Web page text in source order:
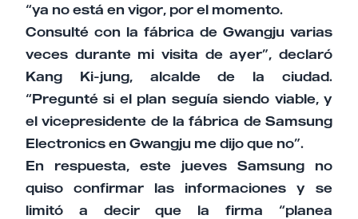
“ya no está en vigor, por el momento.
Consulté con la fábrica de Gwangju varias
veces durante mi visita de ayer”, declaró
Kang Ki-jung, alcalde de la ciudad.
“Pregunté si el plan seguía siendo viable, y
el vicepresidente de la fábrica de Samsung
Electronics en Gwangju me dijo que no”.
En respuesta, este jueves Samsung no
quiso confirmar las informaciones y se
limitó a decir que la firma “planea